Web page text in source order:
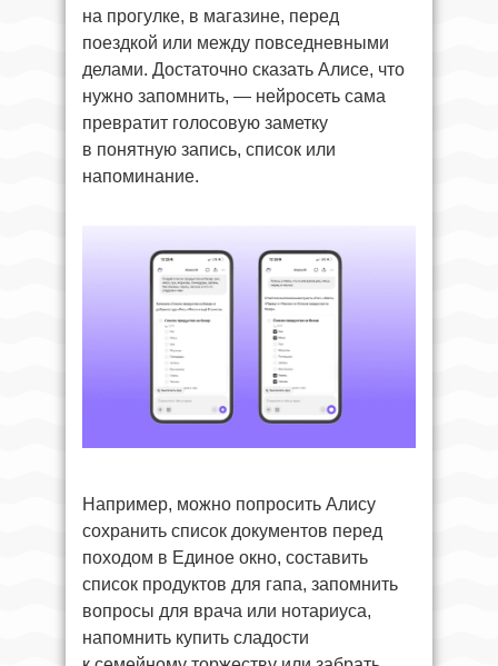
на прогулке, в магазине, перед
поездкой или между повседневными
делами. Достаточно сказать Алисе, что
нужно запомнить, — нейросеть сама
превратит голосовую заметку
в понятную запись, список или
напоминание.
Например, можно попросить Алису
сохранить список документов перед
походом в Единое окно, составить
список продуктов для гапа, запомнить
вопросы для врача или нотариуса,
напомнить купить сладости